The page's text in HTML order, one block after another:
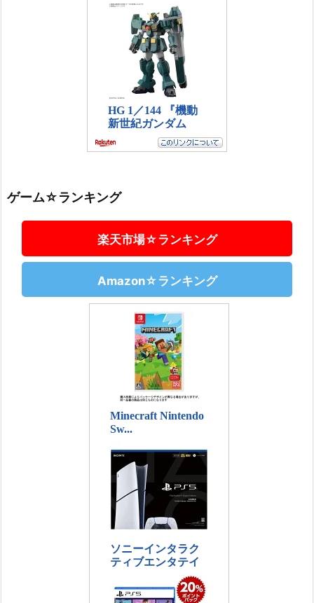
ゲーム☆ランキング
楽天市場☆ランキング
Amazon☆ランキング